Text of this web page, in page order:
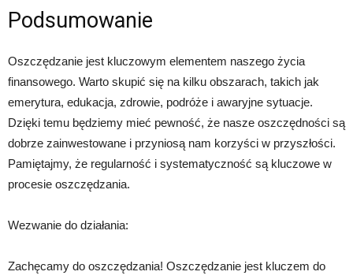
Podsumowanie
Oszczędzanie jest kluczowym elementem naszego życia
finansowego. Warto skupić się na kilku obszarach, takich jak
emerytura, edukacja, zdrowie, podróże i awaryjne sytuacje.
Dzięki temu będziemy mieć pewność, że nasze oszczędności są
dobrze zainwestowane i przyniosą nam korzyści w przyszłości.
Pamiętajmy, że regularność i systematyczność są kluczowe w
procesie oszczędzania.
Wezwanie do działania:
Zachęcamy do oszczędzania! Oszczędzanie jest kluczem do